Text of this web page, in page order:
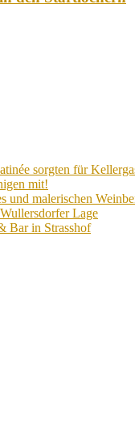
sorgten für
mit!
malerischen
Lage
Bar in Strasshof